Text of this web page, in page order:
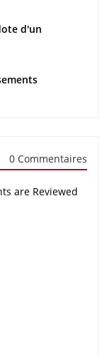
d'un
0 Commentaires
are Reviewed